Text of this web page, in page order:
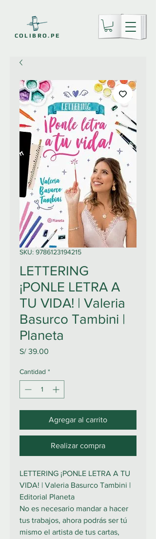
COLIBRO.PE
SKU: 9786123194215
LETTERING
¡PONLE LETRA A
TU VIDA! | Valeria
Basurco Tambini |
Planeta
S/ 39.00
Cantidad *
Agregar al carrito
Realizar compra
LETTERING ¡PONLE LETRA A TU
VIDA! | Valeria Basurco Tambini |
Editorial Planeta
No es necesario mandar a hacer
tus trabajos, ahora podrás ser tú
mismo el artista de tus cartas,